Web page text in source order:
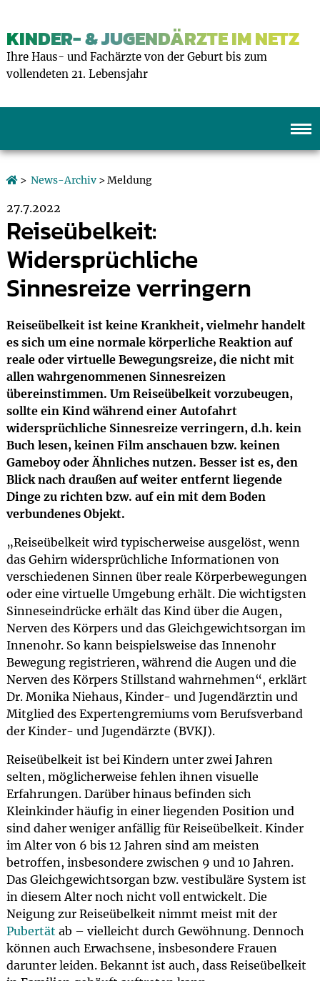
KINDER- & JUGENDÄRZTE IM NETZ
Ihre Haus- und Fachärzte von der Geburt bis zum
vollendeten 21. Lebensjahr
> News-Archiv> Meldung
27.7.2022
Reiseübelkeit:
Widersprüchliche
Sinnesreize verringern
Reiseübelkeit ist keine Krankheit, vielmehr handelt
es sich um eine normale körperliche Reaktion auf
reale oder virtuelle Bewegungsreize, die nicht mit
allen wahrgenommenen Sinnesreizen
übereinstimmen. Um Reiseübelkeit vorzubeugen,
sollte ein Kind während einer Autofahrt
widersprüchliche Sinnesreize verringern, d.h. kein
Buch lesen, keinen Film anschauen bzw. keinen
Gameboy oder Ähnliches nutzen. Besser ist es, den
Blick nach draußen auf weiter entfernt liegende
Dinge zu richten bzw. auf ein mit dem Boden
verbundenes Objekt.
„Reiseübelkeit wird typischerweise ausgelöst, wenn
das Gehirn widersprüchliche Informationen von
verschiedenen Sinnen über reale Körperbewegungen
oder eine virtuelle Umgebung erhält. Die wichtigsten
Sinneseindrücke erhält das Kind über die Augen,
Nerven des Körpers und das Gleichgewichtsorgan im
Innenohr. So kann beispielsweise das Innenohr
Bewegung registrieren, während die Augen und die
Nerven des Körpers Stillstand wahrnehmen“, erklärt
Dr. Monika Niehaus, Kinder- und Jugendärztin und
Mitglied des Expertengremiums vom Berufsverband
der Kinder- und Jugendärzte (BVKJ).
Reiseübelkeit ist bei Kindern unter zwei Jahren
selten, möglicherweise fehlen ihnen visuelle
Erfahrungen. Darüber hinaus befinden sich
Kleinkinder häufig in einer liegenden Position und
sind daher weniger anfällig für Reiseübelkeit. Kinder
im Alter von 6 bis 12 Jahren sind am meisten
betroffen, insbesondere zwischen 9 und 10 Jahren.
Das Gleichgewichtsorgan bzw. vestibuläre System ist
in diesem Alter noch nicht voll entwickelt. Die
Neigung zur Reiseübelkeit nimmt meist mit der
Pubertät ab – vielleicht durch Gewöhnung. Dennoch
können auch Erwachsene, insbesondere Frauen
darunter leiden. Bekannt ist auch, dass Reiseübelkeit